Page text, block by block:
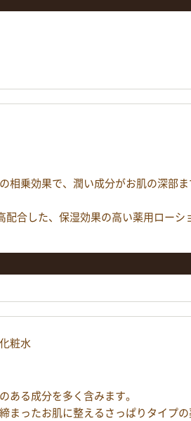
相乗効果で、潤い成分がお肌の深部
配合した、保湿効果の高い薬用ローシ
粧水
ある成分を多く含みます。
まったお肌に整えるさっぱりタイプ